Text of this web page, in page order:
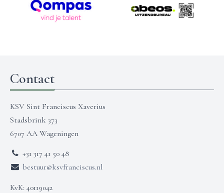
Contact
KSV Sint Franciscus Xaverius
Stadsbrink 373
6707 AA Wageningen
+31 317 41 50 48
bestuur@ksvfranciscus.nl
KvK: 40119042